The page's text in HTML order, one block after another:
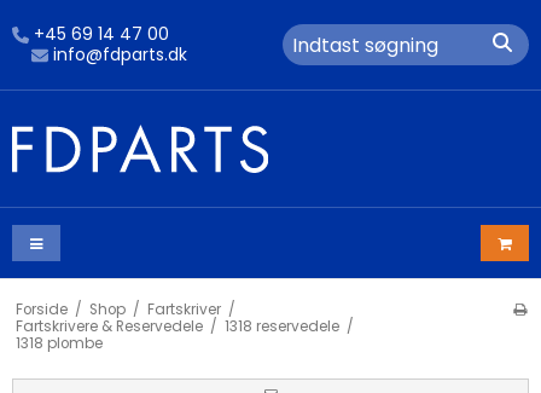
+45 69 14 47 00
info@fdparts.dk
Forside / Shop / Fartskriver /
Fartskrivere & Reservedele / 1318 reservedele /
1318 plombe